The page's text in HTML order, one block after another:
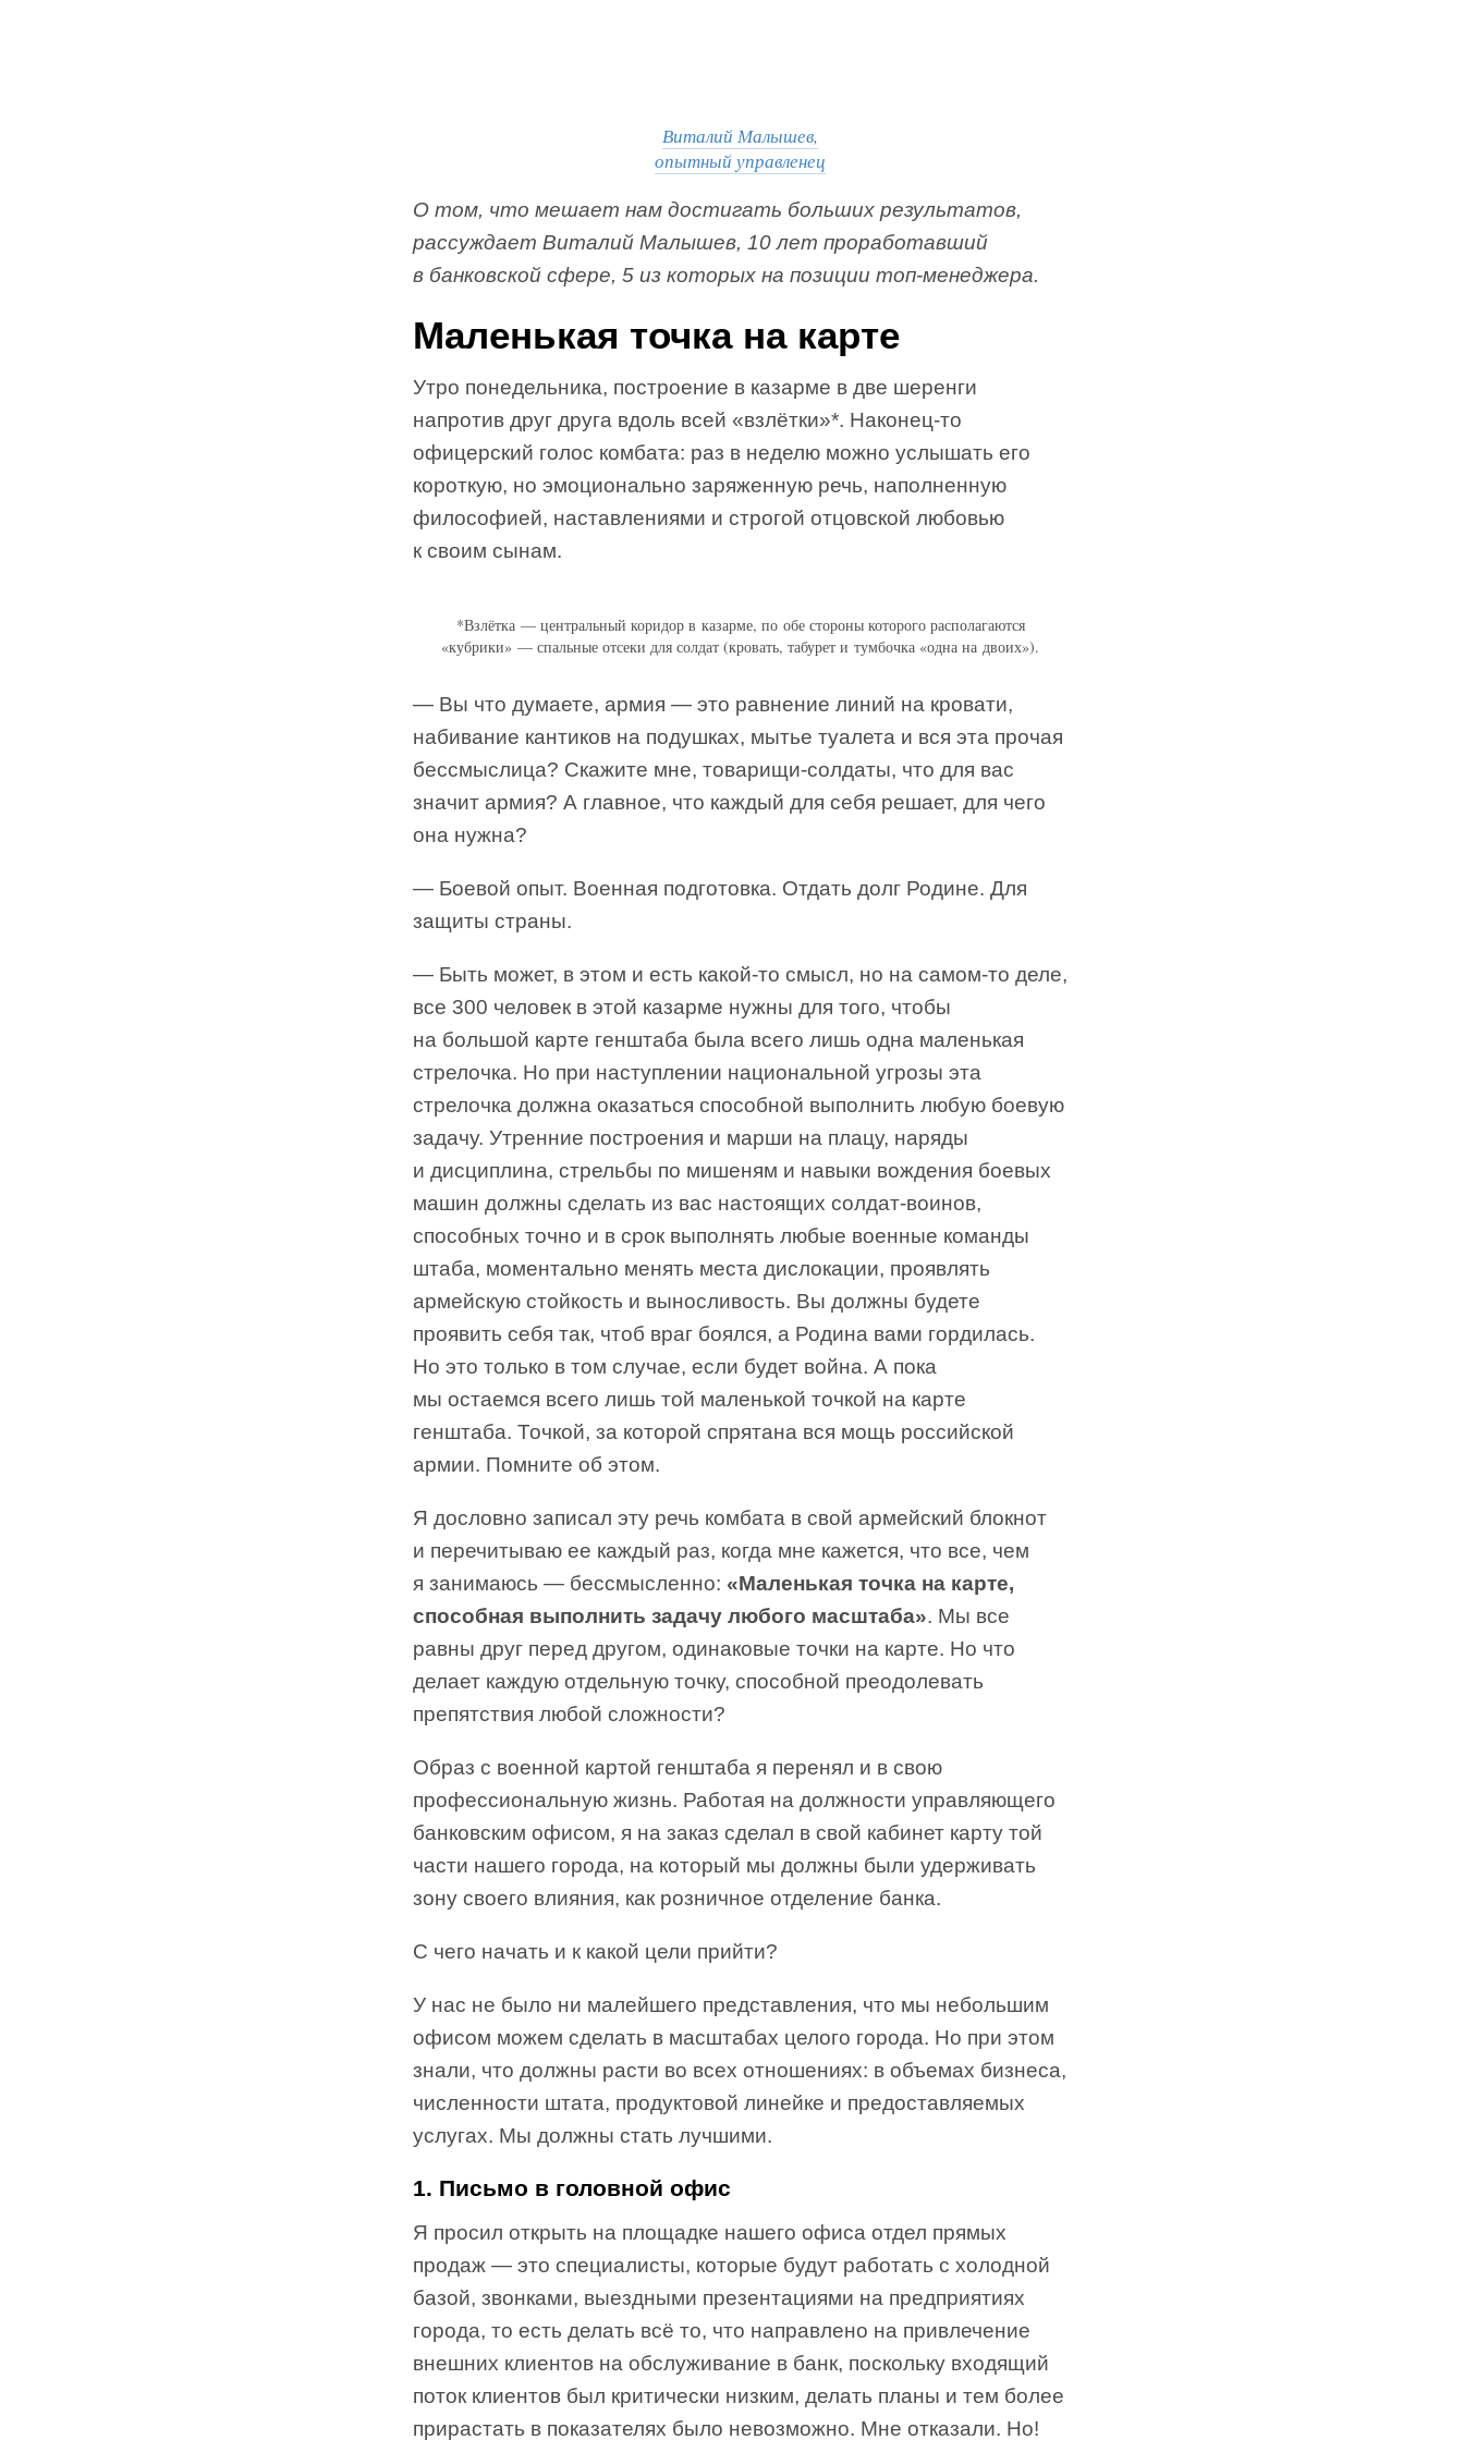
Виталий Малышев,
опытный управленец
О том, что мешает нам достигать больших результатов,
рассуждает Виталий Малышев, 10 лет проработавший
в банковской сфере, 5 из которых на позиции топ-менеджера.
Маленькая точка на карте
Утро понедельника, построение в казарме в две шеренги
напротив друг друга вдоль всей «взлётки»*. Наконец-то
офицерский голос комбата: раз в неделю можно услышать его
короткую, но эмоционально заряженную речь, наполненную
философией, наставлениями и строгой отцовской любовью
к своим сынам.
*Взлётка — центральный коридор в казарме, по обе стороны которого располагаются
«кубрики» — спальные отсеки для солдат (кровать, табурет и тумбочка «одна на двоих»).
— Вы что думаете, армия — это равнение линий на кровати,
набивание кантиков на подушках, мытье туалета и вся эта прочая
бессмыслица? Скажите мне, товарищи-солдаты, что для вас
значит армия? А главное, что каждый для себя решает, для чего
она нужна?
— Боевой опыт. Военная подготовка. Отдать долг Родине. Для
защиты страны.
— Быть может, в этом и есть какой-то смысл, но на самом-то деле,
все 300 человек в этой казарме нужны для того, чтобы
на большой карте генштаба была всего лишь одна маленькая
стрелочка. Но при наступлении национальной угрозы эта
стрелочка должна оказаться способной выполнить любую боевую
задачу. Утренние построения и марши на плацу, наряды
и дисциплина, стрельбы по мишеням и навыки вождения боевых
машин должны сделать из вас настоящих солдат-воинов,
способных точно и в срок выполнять любые военные команды
штаба, моментально менять места дислокации, проявлять
армейскую стойкость и выносливость. Вы должны будете
проявить себя так, чтоб враг боялся, а Родина вами гордилась.
Но это только в том случае, если будет война. А пока
мы остаемся всего лишь той маленькой точкой на карте
генштаба. Точкой, за которой спрятана вся мощь российской
армии. Помните об этом.
Я дословно записал эту речь комбата в свой армейский блокнот
и перечитываю ее каждый раз, когда мне кажется, что все, чем
я занимаюсь — бессмысленно: «Маленькая точка на карте,
способная выполнить задачу любого масштаба». Мы все
равны друг перед другом, одинаковые точки на карте. Но что
делает каждую отдельную точку, способной преодолевать
препятствия любой сложности?
Образ с военной картой генштаба я перенял и в свою
профессиональную жизнь. Работая на должности управляющего
банковским офисом, я на заказ сделал в свой кабинет карту той
части нашего города, на который мы должны были удерживать
зону своего влияния, как розничное отделение банка.
С чего начать и к какой цели прийти?
У нас не было ни малейшего представления, что мы небольшим
офисом можем сделать в масштабах целого города. Но при этом
знали, что должны расти во всех отношениях: в объемах бизнеса,
численности штата, продуктовой линейке и предоставляемых
услугах. Мы должны стать лучшими.
1. Письмо в головной офис
Я просил открыть на площадке нашего офиса отдел прямых
продаж — это специалисты, которые будут работать с холодной
базой, звонками, выездными презентациями на предприятиях
города, то есть делать всё то, что направлено на привлечение
внешних клиентов на обслуживание в банк, поскольку входящий
поток клиентов был критически низким, делать планы и тем более
прирастать в показателях было невозможно. Мне отказали. Но!